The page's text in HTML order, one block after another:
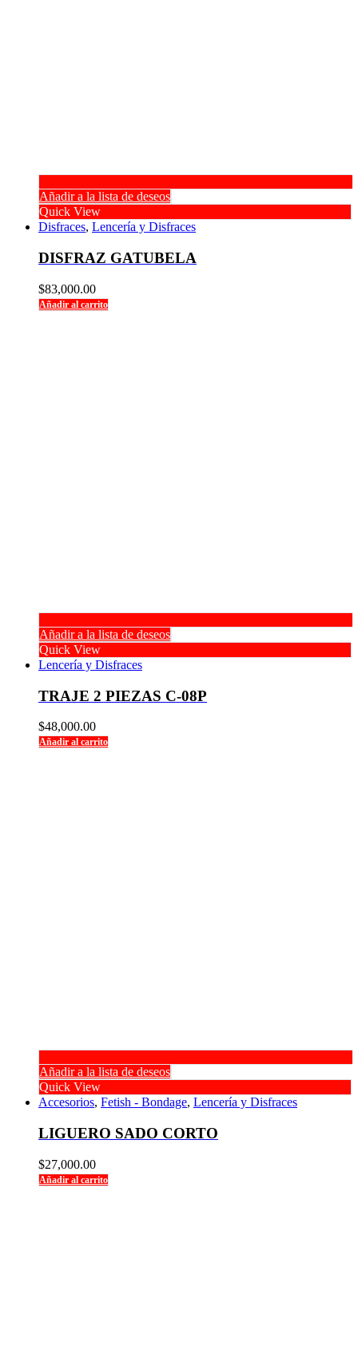
Añadir a la lista de deseos
Quick View
Disfraces, Lencería y Disfraces
DISFRAZ GATUBELA
$83,000.00
Añadir al carrito
Añadir a la lista de deseos
Quick View
Lencería y Disfraces
TRAJE 2 PIEZAS C-08P
$48,000.00
Añadir al carrito
Añadir a la lista de deseos
Quick View
Accesorios, Fetish - Bondage, Lencería y Disfraces
LIGUERO SADO CORTO
$27,000.00
Añadir al carrito